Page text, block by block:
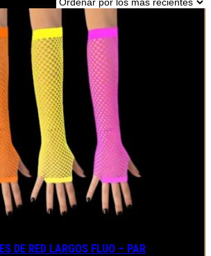
DE RED LARGOS FLUO – PAR